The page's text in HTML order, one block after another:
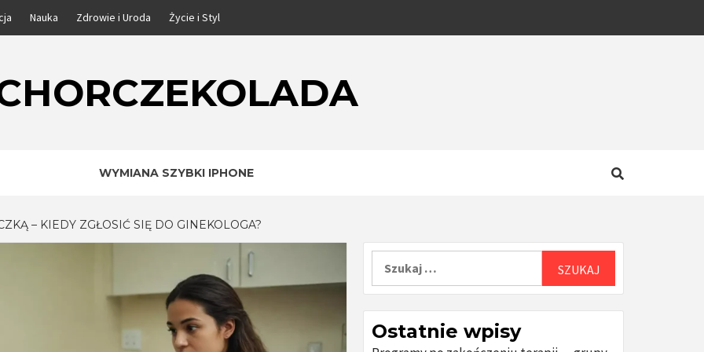
Nauka Zdrowie i Uroda Życie i Styl
WYMIANA SZYBKI IPHONE
– KIEDY ZGŁOSIĆ SIĘ DO GINEKOLOGA?
Ostatnie wpisy